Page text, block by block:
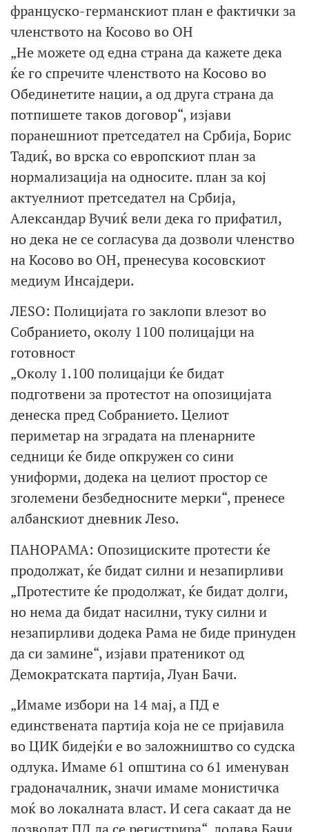
француско-германскиот план е фактички за
членството на Косово во ОН
„Не можете од една страна да кажете дека
ќе го спречите членството на Косово во
Обединетите нации, а од друга страна да
потпишете таков договор“, изјави
поранешниот претседател на Србија, Борис
Тадиќ, во врска со европскиот план за
нормализација на односите. план за кој
актуелниот претседател на Србија,
Александар Вучиќ вели дека го прифатил,
но дека не се согласува да дозволи членство
на Косово во ОН, пренесува косовскиот
медиум Инсајдери.
ЛЕЅО: Полицијата го заклопи влезот во
Собранието, околу 1100 полицајци на
готовност
„Околу 1.100 полицајци ќе бидат
подготвени за протестот на опозицијата
денеска пред Собранието. Целиот
периметар на зградата на пленарните
седници ќе биде опкружен со сини
униформи, додека на целиот простор се
зголемени безбедносните мерки“, пренесе
албанскиот дневник Леѕо.
ПАНОРАМА: Опозициските протести ќе
продолжат, ќе бидат силни и незапирливи
„Протестите ќе продолжат, ќе бидат долги,
но нема да бидат насилни, туку силни и
незапирливи додека Рама не биде принуден
да си замине“, изјави пратеникот од
Демократската партија, Луан Бачи.
„Имаме избори на 14 мај, а ПД е
единствената партија која не се пријавила
во ЦИК бидејќи е во заложништво со судска
одлука. Имаме 61 општина со 61 именуван
градоначалник, значи имаме монистичка
моќ во локалната власт. И сега сакаат да не